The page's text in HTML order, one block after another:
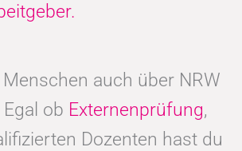
auch über NRW
ob Externenprüfung,
Dozenten hast du